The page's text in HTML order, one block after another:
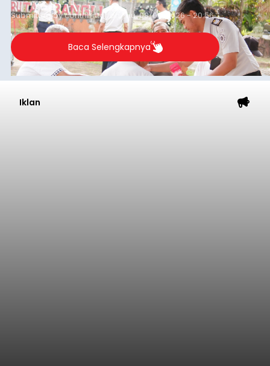
Submitted bycontributor Thu, 08/06/2026 - 20:56
Baca Selengkapnya
Iklan